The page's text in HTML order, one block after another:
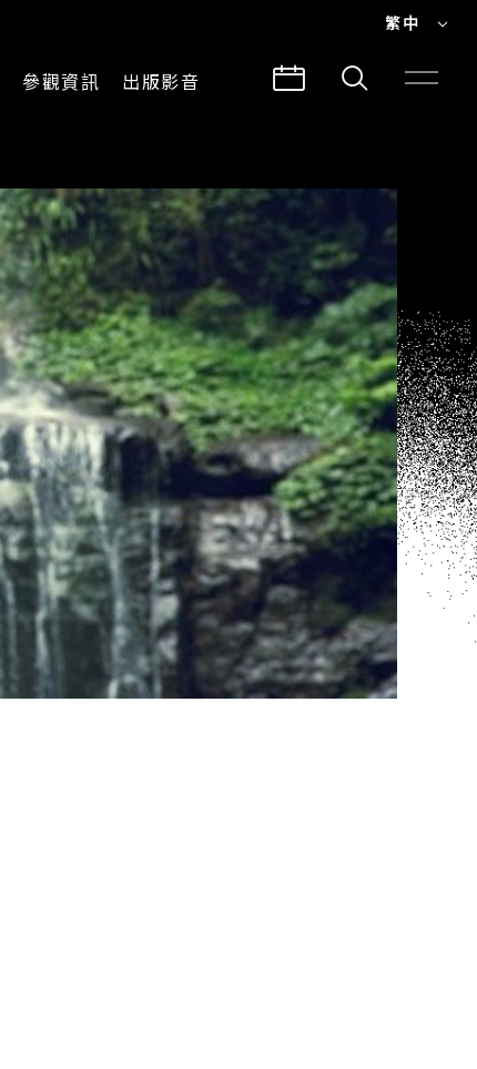
繁中
參觀資訊
交通與地圖
建築故事
導覽服務
出版影音
所有影音
出版品